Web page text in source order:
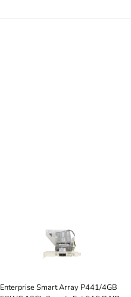
Enterprise Smart Array P441/4GB